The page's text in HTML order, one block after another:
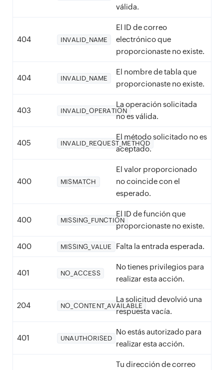
válida.
404 INVALID_NAME
El ID de correo
electrónico que
proporcionaste no existe.
404 INVALID_NAME
El nombre de tabla que
proporcionaste no existe.
403 INVALID_OPERATION
La operación solicitada
no es válida.
405 INVALID_REQUEST_METHOD
El método solicitado no es
aceptado.
400 MISMATCH
El valor proporcionado
no coincide con el
esperado.
400 MISSING_FUNCTION
El ID de función que
proporcionaste no existe.
400 MISSING_VALUE Falta la entrada esperada.
401 NO_ACCESS
No tienes privilegios para
realizar esta acción.
204 NO_CONTENT_AVAILABLE
La solicitud devolvió una
respuesta vacía.
401 UNAUTHORISED
No estás autorizado para
realizar esta acción.
Tu dirección de correo